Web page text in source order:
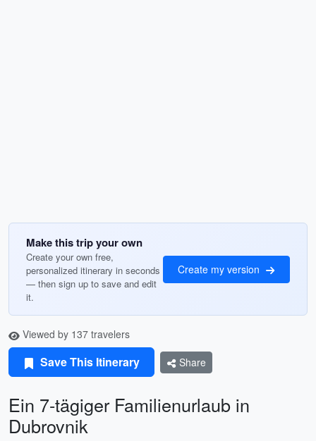
Make this trip your own
Create your own free,
personalized itinerary in seconds
— then sign up to save and edit
it.
Create my version
Viewed by 137 travelers
Save This Itinerary Share
Ein 7-tägiger Familienurlaub in
Dubrovnik